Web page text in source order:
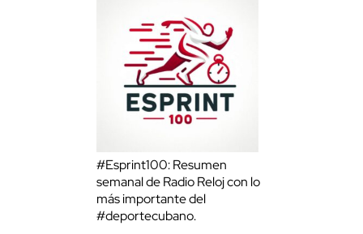
#Esprint100: Resumen
semanal de Radio Reloj con lo
más importante del
#deportecubano.